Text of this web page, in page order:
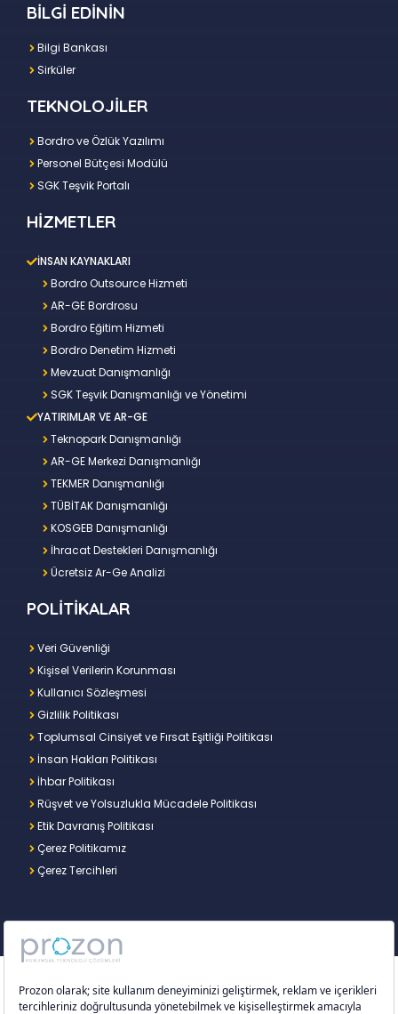
BİLGİ EDİNİN
Bilgi Bankası
Sirküler
TEKNOLOJİLER
Bordro ve Özlük Yazılımı
Personel Bütçesi Modülü
SGK Teşvik Portalı
HİZMETLER
İNSAN KAYNAKLARI
Bordro Outsource Hizmeti
AR-GE Bordrosu
Bordro Eğitim Hizmeti
Bordro Denetim Hizmeti
Mevzuat Danışmanlığı
SGK Teşvik Danışmanlığı ve Yönetimi
YATIRIMLAR VE AR-GE
Teknopark Danışmanlığı
AR-GE Merkezi Danışmanlığı
TEKMER Danışmanlığı
TÜBİTAK Danışmanlığı
KOSGEB Danışmanlığı
İhracat Destekleri Danışmanlığı
Ücretsiz Ar-Ge Analizi
POLİTİKALAR
Veri Güvenliği
Kişisel Verilerin Korunması
Kullanıcı Sözleşmesi
Gizlilik Politikası
Toplumsal Cinsiyet ve Fırsat Eşitliği Politikası
İnsan Hakları Politikası
İhbar Politikası
Rüşvet ve Yolsuzlukla Mücadele Politikası
Etik Davranış Politikası
Çerez Politikamız
Çerez Tercihleri
Copyright © 2026 – Prozon. Prozon markası ve